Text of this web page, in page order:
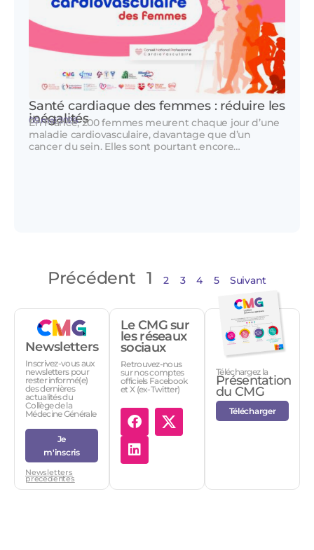
Santé cardiaque des femmes : réduire les
inégalités
05 mai 2026
En France, 200 femmes meurent chaque jour d’une
maladie cardiovasculaire, davantage que d’un
cancer du sein. Elles sont pourtant encore…
Précédent 1 2 3 4 5 Suivant
Newsletters
Inscrivez-vous aux
newsletters pour
rester informé(e)
des dernières
actualités du
Collège de la
Médecine Générale
Je
m'inscris
Newsletters
précédentes
Le CMG sur
les réseaux
sociaux
Retrouvez-nous
sur nos comptes
officiels Facebook
et X (ex-Twitter)
Téléchargez la
Présentation
du CMG
Télécharger